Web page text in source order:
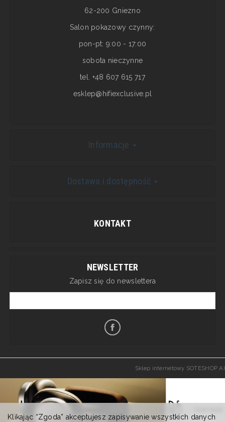
62-200 Gniezno
Salon pokazowy czynny:
pon-pt: 9:00 - 17:00
sobota nieczynne
tel. +48 607 615 717
esklep@hifiexclusive.pl
Informacje
Dostawa i dostępność
KONTAKT
NEWSLETTER
Zapisz się do newslettera
Sklep internetowy SOTESHOP AI
Klikając “Zgoda” akceptujesz zapisywanie wszystkich danych